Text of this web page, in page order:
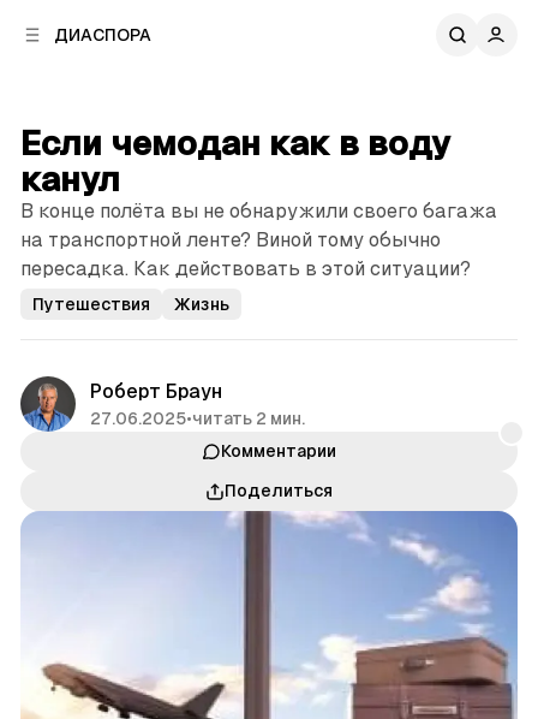
ДИАСПОРА
Если чемодан как в воду
канул
В конце полёта вы не обнаружили своего багажа
на транспортной ленте? Виной тому обычно
пересадка. Как действовать в этой ситуации?
Путешествия Жизнь
Роберт Браун
27.06.2025•читать 2 мин.
Комментарии
Поделиться